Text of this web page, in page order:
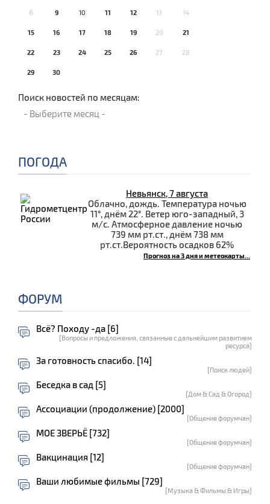
8 9 10 11 12 13 14
15 16 17 18 19 20 21
22 23 24 25 26 27 28
29 30
Поиск новостей по месяцам:
ПОГОДА
Невьянск, 7 августа
Облачно, дождь. Температура ночью
11°, днём 22°. Ветер юго-западный, 3
м/с. Атмосферное давление ночью
739 мм рт.ст., днём 738 мм
рт.ст.Вероятность осадков 62%
Прогноз на 3 дня и метеокарты...
ФОРУМ
Всё? Походу -да [6]
[Вопросы и предложения, связанные с дальнейшим развитием
ресурса]
За готовность спасибо. [14]
[Поиск людей]
Беседка в сад [5]
[Дом & Сад & Огород]
Ассоциации (продолжение) [2000]
[Общение форумчан]
МОЕ ЗВЕРЬЁ [732]
[Общение форумчан]
Вакцинация [12]
[Общение форумчан]
Ваши любимые фильмы [729]
[Музыка & Фильмы & Игры]